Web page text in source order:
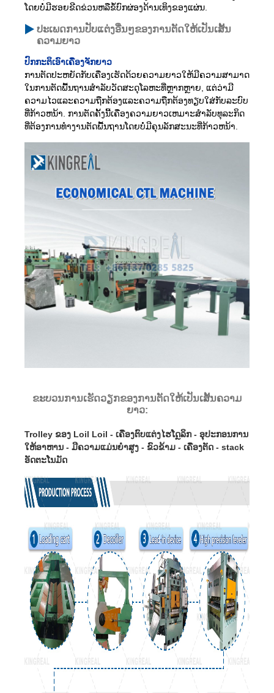
ໂດຍບໍ່ມີຮອຍຂີດຂ່ວນຫລືຂໍ້ບົກຜ່ອງດ້ານເທິງຂອງແຜ່ນ.
ປະເພດການປັບແຕ່ງອື່ນໆຂອງການຕັດໃຫ້ເປັນເສັ້ນ
ຄວາມຍາວ
ປົກກະຕິເອົາເຄື່ອງຈັກຍາວ
ການຕັດປະຫຍັດກັບເຄື່ອງເຮັດດ້ວຍຄວາມຍາວໃຫ້ມີຄວາມສາມາດ
ໃນການຕັດພື້ນຖານສໍາລັບວັດສະດຸໂລຫະທີ່ຫຼາກຫຼາຍ, ແຕ່ວ່າມີ
ຄວາມໄວແລະຄວາມຖືກຕ້ອງແລະຄວາມຖືກຕ້ອງທຽບໃສ່ກັບລະບົບ
ທີ່ກ້າວຫນ້າ. ການຕັດຄັ້ງນີ້ເຄື່ອງຄວາມຍາວເຫມາະສໍາລັບທຸລະກິດ
ທີ່ຕ້ອງການທໍາງານຕັດພື້ນຖານໂດຍບໍ່ມີຄຸນລັກສະນະທີ່ກ້າວຫນ້າ.
ຂະບວນການເຮັດວຽກຂອງການຕັດໃຫ້ເປັນເສັ້ນຄວາມ
ຍາວ:
Trolley ຂອງ Loil Loil - ເຄື່ອງຕົບແຕ່ງໄຮໂດຼລິກ - ອຸປະກອນການ
ໃຫ້ອາຫານ - ມີຄວາມແມ່ນຍໍາສູງ - ຂົວຂ້າມ - ເຄື່ອງຕັດ - stack
ອັດຕະໂນມັດ